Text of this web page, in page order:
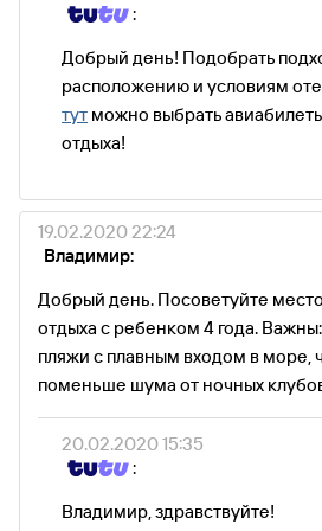
:
Добрый день! Подобрать
расположению и условиям
тут можно выбрать
отдыха!
19.02.2020 22:24
Владимир:
Добрый день. Посоветуйте
отдыха с ребенком 4 года.
пляжи с плавным входом в море,
поменьше шума от ночных
20.02.2020 15:35
:
Владимир, здравствуйте!